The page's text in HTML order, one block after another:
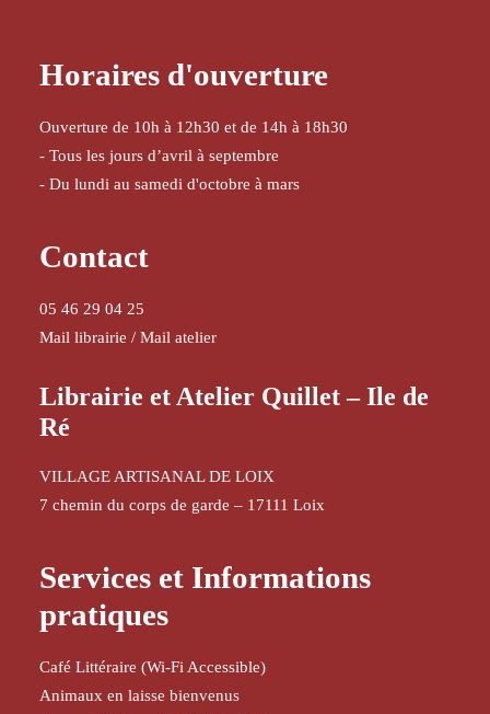
Horaires d'ouverture
Ouverture de 10h à 12h30 et de 14h à 18h30
- Tous les jours d’avril à septembre
- Du lundi au samedi d'octobre à mars
Contact
05 46 29 04 25
Mail librairie / Mail atelier
Librairie et Atelier Quillet – Ile de
Ré
VILLAGE ARTISANAL DE LOIX
7 chemin du corps de garde – 17111 Loix
Services et Informations
pratiques
Café Littéraire (Wi-Fi Accessible)
Animaux en laisse bienvenus